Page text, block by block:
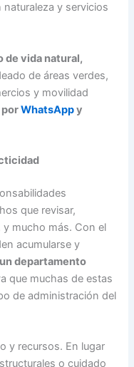
y servicios
de vida natural,
de áreas verdes,
y movilidad
porWhatsAppy
que revisar,
y mucho más. Con el
acumularse y
un departamento
que muchas de estas
de administración del
y recursos. En lugar
o cuidado